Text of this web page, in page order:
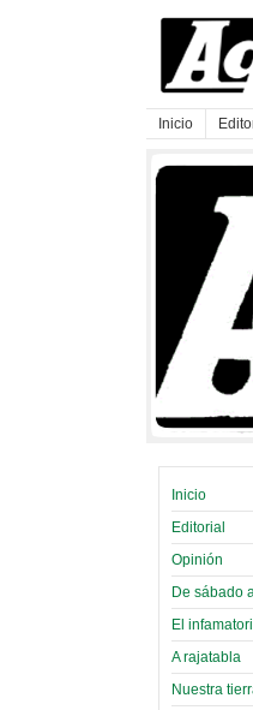
Inicio
Inicio
Editorial
Opinión
De sábado
El
A rajatabla
Nuestra